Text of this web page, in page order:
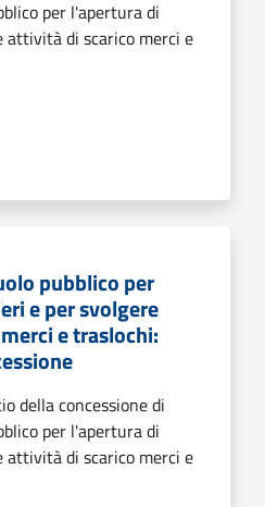
per l'apertura di
attività di scarico merci e
pubblico per
e per svolgere
e traslochi:
della concessione di
per l'apertura di
attività di scarico merci e